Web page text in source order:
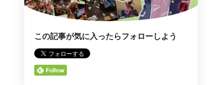
この記事が気に入ったらフォローしよう